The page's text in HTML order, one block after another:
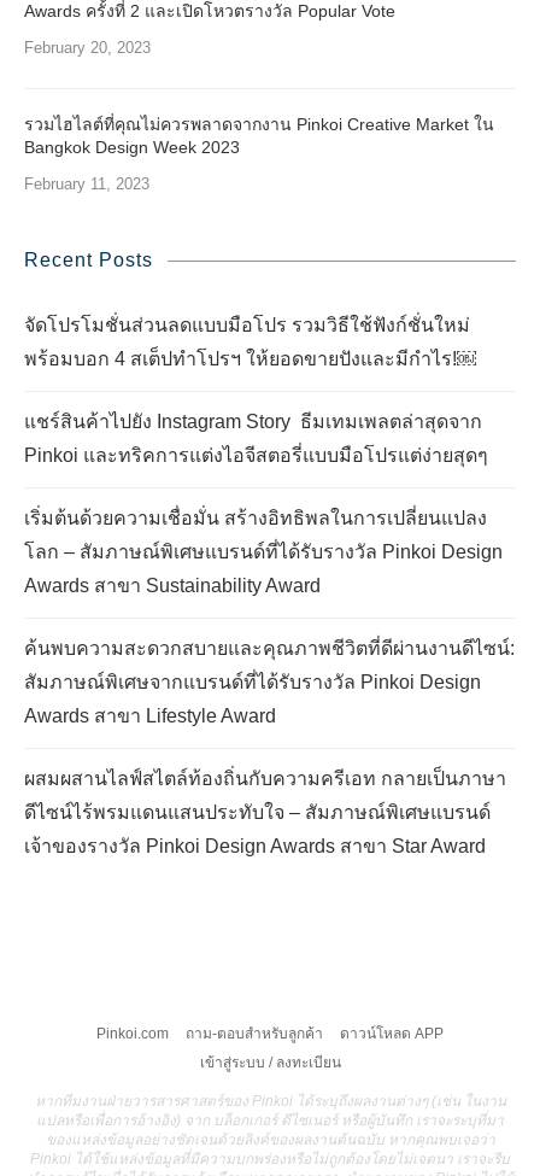
Awards ครั้งที่ 2 และเปิดโหวตรางวัล Popular Vote
February 20, 2023
รวมไฮไลต์ที่คุณไม่ควรพลาดจากงาน Pinkoi Creative Market ใน
Bangkok Design Week 2023
February 11, 2023
Recent Posts
จัดโปรโมชั่นส่วนลดแบบมือโปร รวมวิธีใช้ฟังก์ชั่นใหม่
พร้อมบอก 4 สเต็ปทำโปรฯ ให้ยอดขายปังและมีกำไร!￼
แชร์สินค้าไปยัง Instagram Story ธีมเทมเพลตล่าสุดจาก
Pinkoi และทริคการแต่งไอจีสตอรี่แบบมือโปรแต่ง่ายสุดๆ
เริ่มต้นด้วยความเชื่อมั่น สร้างอิทธิพลในการเปลี่ยนแปลง
โลก – สัมภาษณ์พิเศษแบรนด์ที่ได้รับรางวัล Pinkoi Design
Awards สาขา Sustainability Award
ค้นพบความสะดวกสบายและคุณภาพชีวิตที่ดีผ่านงานดีไซน์:
สัมภาษณ์พิเศษจากแบรนด์ที่ได้รับรางวัล Pinkoi Design
Awards สาขา Lifestyle Award
ผสมผสานไลฟ์สไตล์ท้องถิ่นกับความครีเอท กลายเป็นภาษา
ดีไซน์ไร้พรมแดนแสนประทับใจ – สัมภาษณ์พิเศษแบรนด์
เจ้าของรางวัล Pinkoi Design Awards สาขา Star Award
Pinkoi.com ถาม-ตอบสำหรับลูกค้า
ดาวน์โหลด APP
เข้าสู่ระบบ / ลงทะเบียน
หากทีมงานฝ่ายวารสารศาสตร์ของ Pinkoi ได้ระบุถึงผลงานต่างๆ (เช่น ในงาน
แปลหรือเพื่อการอ้างอิง) จาก บล็อกเกอร์ ดีไซเนอร์ หรือผู้บันทึก เราจะระบุที่มา
ของแหล่งข้อมูลอย่างชัดเจนด้วยลิงค์ของผลงานต้นฉบับ หากคุณพบเจอว่า
Pinkoi ได้ใช้แหล่งข้อมูลที่มีความบกพร่องหรือไม่ถูกต้องโดยไม่เจตนา เราจะรีบ